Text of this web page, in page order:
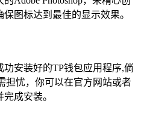
图标达到最佳的显示效果。
安装好的TP钱包应用程序,倘
担忧，你可以在官方网站或者
成安装。